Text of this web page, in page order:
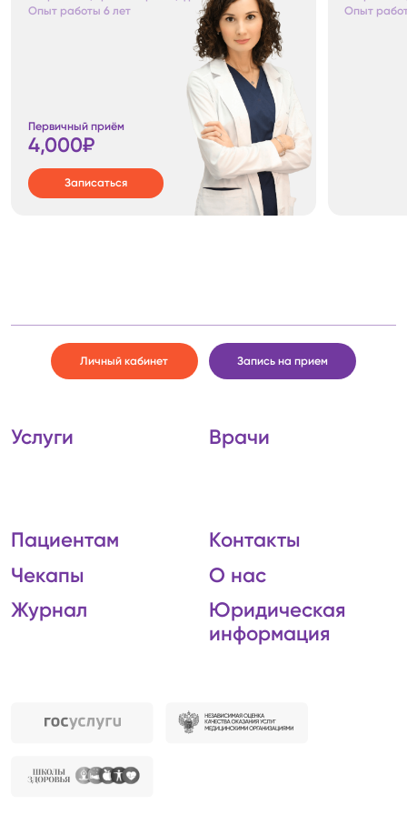
Опыт работы6 лет
Первичный приём
4,000₽
Записаться
Опыт
Личный кабинет Запись на прием
Услуги Врачи
Пациентам
Чекапы
Журнал
Контакты
О нас
Юридическая
информация